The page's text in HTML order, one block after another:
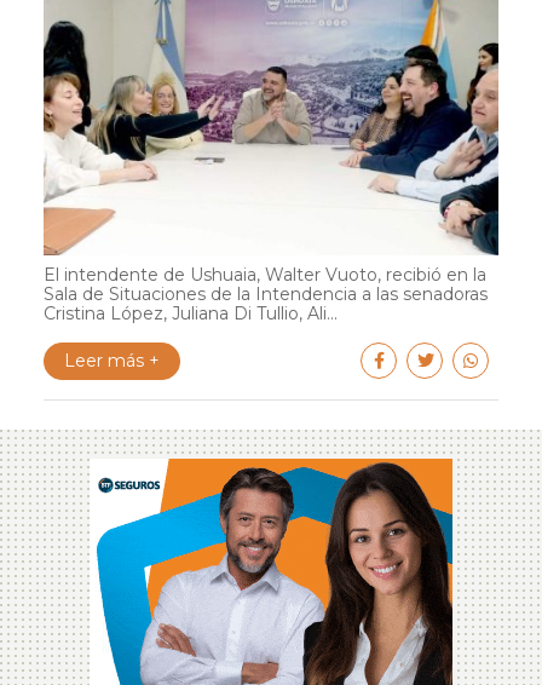
El intendente de Ushuaia, Walter Vuoto, recibió en la
Sala de Situaciones de la Intendencia a las senadoras
Cristina López, Juliana Di Tullio, Ali...
Leer más +